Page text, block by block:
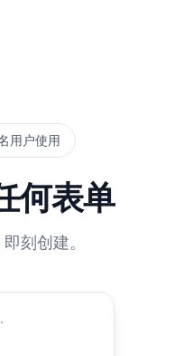
用户使用
何表单
刻创建。